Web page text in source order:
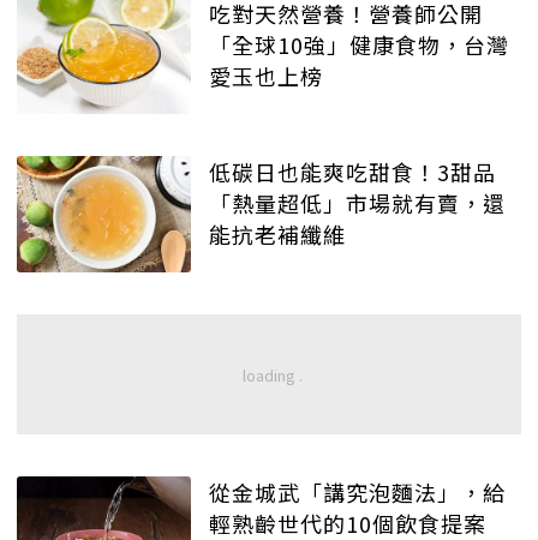
吃對天然營養！營養師公開
「全球10強」健康食物，台灣
愛玉也上榜
低碳日也能爽吃甜食！3甜品
「熱量超低」市場就有賣，還
能抗老補纖維
從金城武「講究泡麵法」，給
輕熟齡世代的10個飲食提案